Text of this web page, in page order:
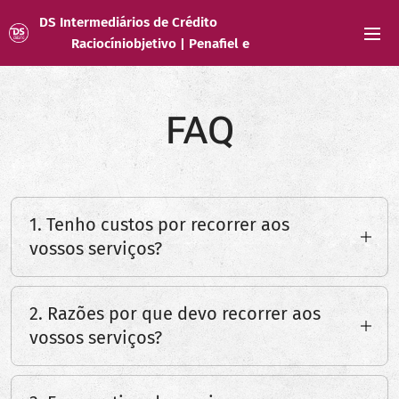
DS Intermediários de Crédito
Raciocíniobjetivo | Penafiel e
Gandra
FAQ
1. Tenho custos por recorrer aos
vossos serviços?
Os nossos serviços são gratuitos para os
cliente.
O Intermediário de Crédito Vinculado está
proibido de receber ou entregar quaisquer
valores relacionados com a formação, a
2. Razões por que devo recorrer aos
vossos serviços?
Num único sítio poderá ter várias